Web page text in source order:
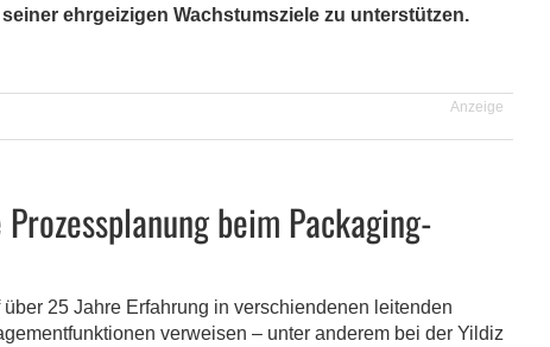
ehrgeizigen Wachstumsziele zu unterstützen.
Anzeige
beim Packaging-
25 Jahre Erfahrung in verschiendenen leitenden
verweisen – unter anderem bei der Yildiz